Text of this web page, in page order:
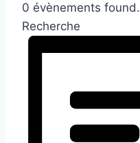
0 évènements found.
Recherche